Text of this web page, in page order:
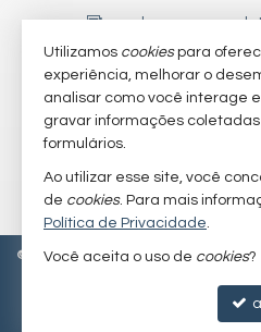
receba nosso
indicadores
cadastre seu imóvel
imóveis favoritos
mapa de imóveis
© 2026 CRECI/SC 7179-J Política de
Utilizamos cookiespara
experiência, melhorar o
analisar como você interage
gravar informações
formulários.
Ao utilizar esse site, você
de cookies. Para mais
Política de Privacidade.
Você aceita o uso de cookies?